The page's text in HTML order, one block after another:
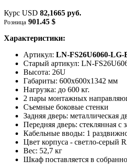
Курс USD 82,1665 руб.
Розница 901.45 $
Характеристики:
Артикул: LN-FS26U6060-
Старый артикул: LN-
Высота: 26U
Габариты: 600х600x1342 мм
Нагрузка: до 600 кг.
2 пары монтажных
Съемные боковые стенки
Задняя дверь: металлическая
Передняя дверь: стеклянная с
Кабельные вводы: 1
Цвет корпуса - светло-серый
Вес: 52,7 кг
Шкаф поставляется в